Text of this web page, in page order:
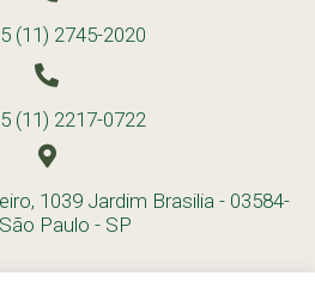
(11) 2745-2020
(11) 2217-0722
1039 Jardim Brasilia - 03584-
Paulo - SP